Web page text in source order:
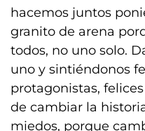
hacemos juntos
granito de arena
todos, no uno solo.
uno y sintiéndonos
protagonistas,
de cambiar la
miedos, porque